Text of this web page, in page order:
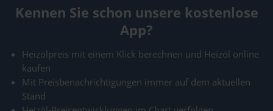
Kennen Sie schon unsere kostenlose
App?
Heizölpreis mit einem Klick berechnen und Heizöl online
kaufen
Mit Preisbenachrichtigungen immer auf dem aktuellen
Stand